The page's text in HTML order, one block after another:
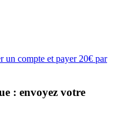
un compte et payer 20€ par
: envoyez votre